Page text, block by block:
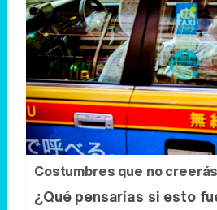
Costumbres que no creerás
¿Qué pensarías si esto